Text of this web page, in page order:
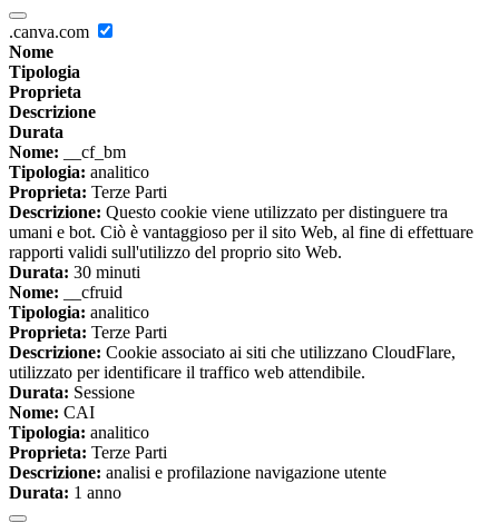
.canva.com
Nome
Tipologia
Proprieta
Descrizione
Durata
Nome: __cf_bm
Tipologia: analitico
Proprieta: Terze Parti
Descrizione: Questo cookie viene utilizzato per distinguere tra
umani e bot. Ciò è vantaggioso per il sito Web, al fine di effettuare
rapporti validi sull'utilizzo del proprio sito Web.
Durata: 30 minuti
Nome: __cfruid
Tipologia: analitico
Proprieta: Terze Parti
Descrizione: Cookie associato ai siti che utilizzano CloudFlare,
utilizzato per identificare il traffico web attendibile.
Durata: Sessione
Nome: CAI
Tipologia: analitico
Proprieta: Terze Parti
Descrizione: analisi e profilazione navigazione utente
Durata: 1 anno